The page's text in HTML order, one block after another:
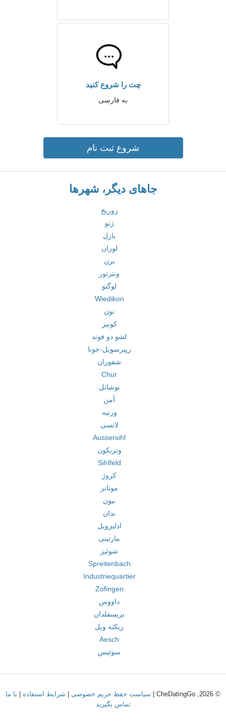
چت را شروع کنید
به فارسی
شروع ثبت نام
جاهای دیگر، شهرها
زوریخ
ژنو
بازل
لوزان
برن
ونترتور
لوگنو
Wiedikon
تون
کونیز
لشو دو فوند
رپپرسویل-جونا
شفوزان
Chur
نوشاتل
آمن
ورنیه
لانسی
Aussersihl
وتزیکون
Sihlfeld
کروژ
موتانز
نیون
بدان
ادلیزویل
مارتینی
شوئیز
Spreitenbach
Industriequartier
Zofingen
داووس
بریسفلدان
ریکته ویل
Aesch
سوئیس
© 2026, CheDatingGo | سیاست حفظ حریم خصوصی شرایط استفاده
با ما
تماس بگیرید